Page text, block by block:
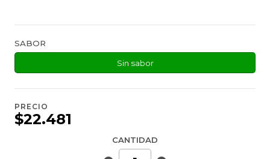
SABOR
Sin sabor
PRECIO
$22.481
CANTIDAD